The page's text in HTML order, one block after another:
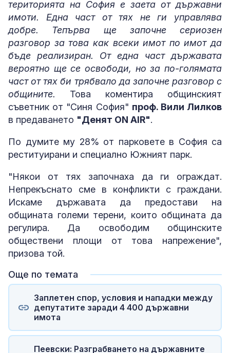
територията на София е заета от държавни
имоти. Една част от тях не ги управлява
добре. Тепърва ще започне сериозен
разговор за това как всеки имот по имот да
бъде реализиран. От една част държавата
вероятно ще се освободи, но за по-голямата
част от тях би трябвало да започне разговор с
общините. Това коментира общинският
съветник от "Синя София" проф. Вили Лилков
в предаването "Денят ON AIR".
По думите му 28% от парковете в София са
реституирани и специално Южният парк.
"Някои от тях започнаха да ги ограждат.
Непрекъснато сме в конфликти с граждани.
Искаме държавата да предостави на
общината големи терени, които общината да
регулира. Да освободим общинските
обществени площи от това напрежение",
призова той.
Още по темата
Заплетен спор, условия и нападки между
депутатите заради 4 400 държавни
имота
Пеевски: Разграбването на държавните